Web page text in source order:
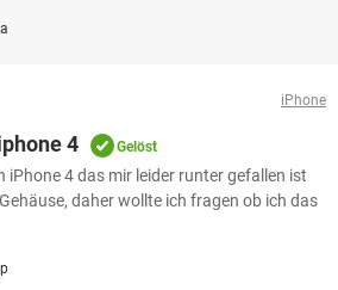
iPhone
4 Gelöst
iPhone 4 das mir leider runter gefallen ist
daher wollte ich fragen ob ich das